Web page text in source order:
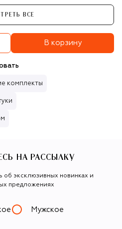
ВСЕ
В корзину
комплекты
НА РАССЫЛКУ
об эксклюзивных новинках и
предложениях
Мужское